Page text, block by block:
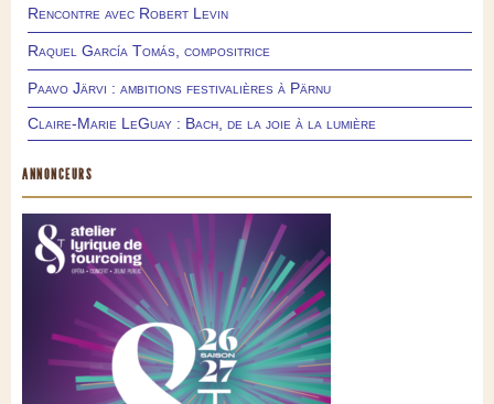
Rencontre avec Robert Levin
Raquel García Tomás, compositrice
Paavo Järvi : ambitions festivalières à Pärnu
Claire-Marie LeGuay : Bach, de la joie à la lumière
ANNONCEURS